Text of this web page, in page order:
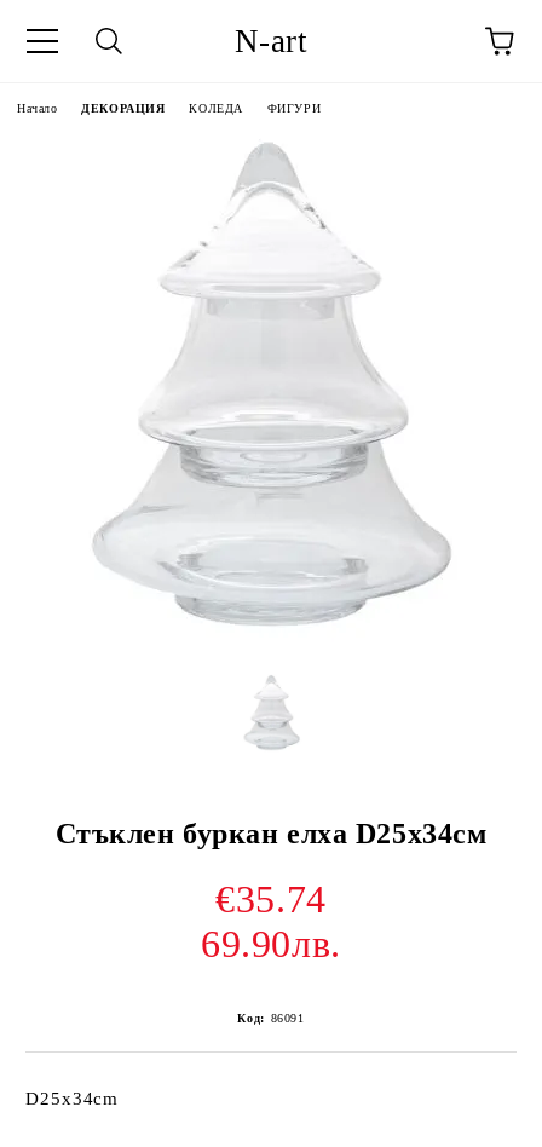
N-art
Начало ДЕКОРАЦИЯ КОЛЕДА ФИГУРИ
Стъклен буркан елха D25x34см
€35.74
69.90лв.
Код: 86091
D25x34cm